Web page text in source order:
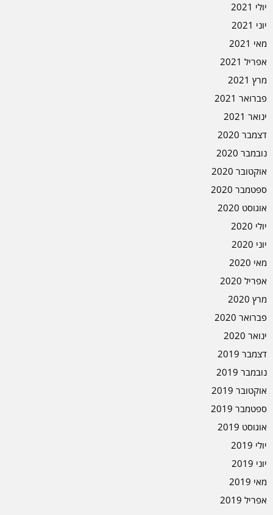
יולי 2021
יוני 2021
מאי 2021
אפריל 2021
מרץ 2021
פברואר 2021
ינואר 2021
דצמבר 2020
נובמבר 2020
אוקטובר 2020
ספטמבר 2020
אוגוסט 2020
יולי 2020
יוני 2020
מאי 2020
אפריל 2020
מרץ 2020
פברואר 2020
ינואר 2020
דצמבר 2019
נובמבר 2019
אוקטובר 2019
ספטמבר 2019
אוגוסט 2019
יולי 2019
יוני 2019
מאי 2019
אפריל 2019